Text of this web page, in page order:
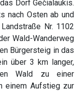
Dorf Gečialaukis.
nach Osten ab und
Nr. 1102
Wald-Wanderweg
Bürgersteig in das
über 3 km langer,
Wald zu einer
einem Aufstieg zur